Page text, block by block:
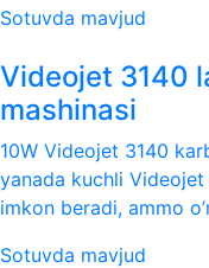
Sotuvda mavjud
Videojet 3140
mashinasi
10W Videojet 3140
yanada kuchli
imkon beradi, ammo
Sotuvda mavjud